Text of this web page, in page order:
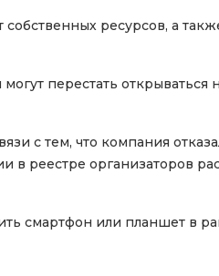
ресурсов, а
перестать открываться
с тем, что компания
в реестре организаторов
смартфон или планшет в